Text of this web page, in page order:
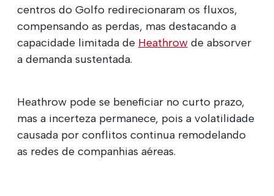
centros do Golfo redirecionaram os fluxos,
compensando as perdas, mas destacando a
capacidade limitada de Heathrow de absorver
a demanda sustentada.
Heathrow pode se beneficiar no curto prazo,
mas a incerteza permanece, pois a volatilidade
causada por conflitos continua remodelando
as redes de companhias aéreas.